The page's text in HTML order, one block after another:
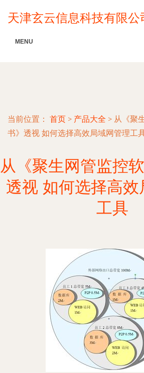
天津玄云信息科技有限公
MENU
当前位置： 首页 > 产品大全 > 从《聚
书》透视 如何选择高效局域网管理工
从《聚生网管监控
透视 如何选择高效
工具